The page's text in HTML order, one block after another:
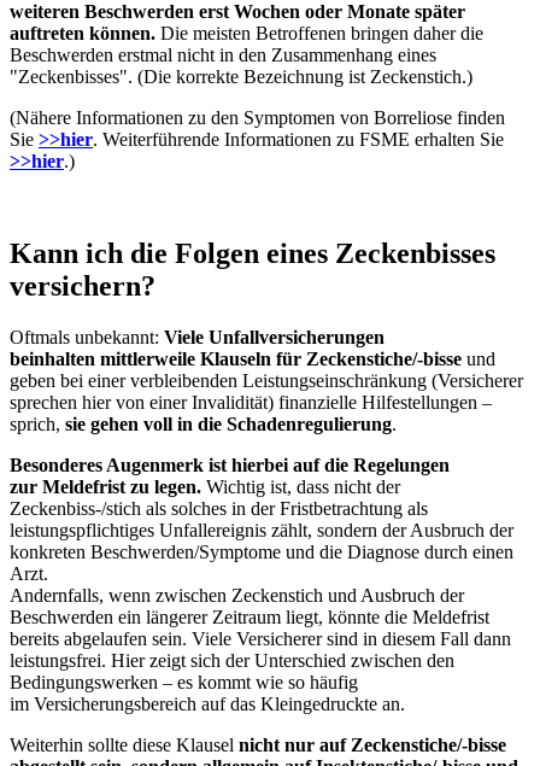
weiteren Beschwerden erst Wochen oder Monate später
auftreten können. Die meisten Betroffenen bringen daher die
Beschwerden erstmal nicht in den Zusammenhang eines
"Zeckenbisses". (Die korrekte Bezeichnung ist Zeckenstich.)
(Nähere Informationen zu den Symptomen von Borreliose finden
Sie >>hier. Weiterführende Informationen zu FSME erhalten Sie
>>hier.)
Kann ich die Folgen eines Zeckenbisses
versichern?
Oftmals unbekannt: Viele Unfallversicherungen
beinhalten mittlerweile Klauseln für Zeckenstiche/-bisse und
geben bei einer verbleibenden Leistungseinschränkung (Versicherer
sprechen hier von einer Invalidität) finanzielle Hilfestellungen –
sprich, sie gehen voll in die Schadenregulierung.
Besonderes Augenmerk ist hierbei auf die Regelungen
zur Meldefrist zu legen. Wichtig ist, dass nicht der
Zeckenbiss-/stich als solches in der Fristbetrachtung als
leistungspflichtiges Unfallereignis zählt, sondern der Ausbruch der
konkreten Beschwerden/Symptome und die Diagnose durch einen
Arzt.
Andernfalls, wenn zwischen Zeckenstich und Ausbruch der
Beschwerden ein längerer Zeitraum liegt, könnte die Meldefrist
bereits abgelaufen sein. Viele Versicherer sind in diesem Fall dann
leistungsfrei. Hier zeigt sich der Unterschied zwischen den
Bedingungswerken – es kommt wie so häufig
im Versicherungsbereich auf das Kleingedruckte an.
Weiterhin sollte diese Klausel nicht nur auf Zeckenstiche/-bisse